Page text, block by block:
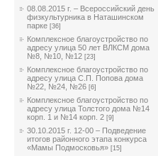
08.08.2015 г. – Всероссийский день
физкультурника в Наташинском
парке [36]
Комплексное благоустройство по
адресу улица 50 лет ВЛКСМ дома
№8, №10, №12 [23]
Комплексное благоустройство по
адресу улица С.П. Попова дома
№22, №24, №26 [6]
Комплексное благоустройство по
адресу улица Толстого дома №14
корп. 1 и №14 корп. 2 [9]
30.10.2015 г. 12-00 – Подведение
итогов районного этапа конкурса
«Мамы Подмосковья» [15]